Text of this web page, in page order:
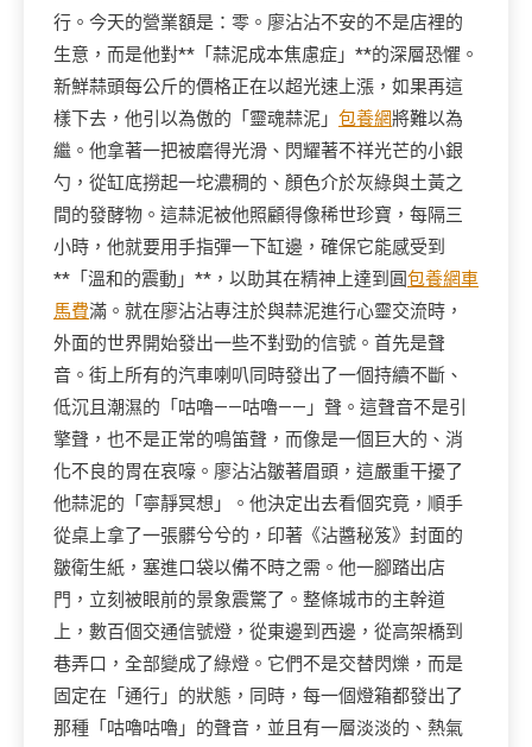
行。今天的營業額是：零。廖沾沾不安的不是店裡的
生意，而是他對**「蒜泥成本焦慮症」**的深層恐懼。
新鮮蒜頭每公斤的價格正在以超光速上漲，如果再這
樣下去，他引以為傲的「靈魂蒜泥」 包養網將難以為
繼。他拿著一把被磨得光滑、閃耀著不祥光芒的小銀
勺，從缸底撈起一坨濃稠的、顏色介於灰綠與土黃之
間的發酵物。這蒜泥被他照顧得像稀世珍寶，每隔三
小時，他就要用手指彈一下缸邊，確保它能感受到
**「溫和的震動」**，以助其在精神上達到圓包養網車
馬費滿。就在廖沾沾專注於與蒜泥進行心靈交流時，
外面的世界開始發出一些不對勁的信號。首先是聲
音。街上所有的汽車喇叭同時發出了一個持續不斷、
低沉且潮濕的「咕嚕——咕嚕——」聲。這聲音不是引
擎聲，也不是正常的鳴笛聲，而像是一個巨大的、消
化不良的胃在哀嚎。廖沾沾皺著眉頭，這嚴重干擾了
他蒜泥的「寧靜冥想」。他決定出去看個究竟，順手
從桌上拿了一張髒兮兮的，印著《沾醬秘笈》封面的
皺衛生紙，塞進口袋以備不時之需。他一腳踏出店
門，立刻被眼前的景象震驚了。整條城市的主幹道
上，數百個交通信號燈，從東邊到西邊，從高架橋到
巷弄口，全部變成了綠燈。它們不是交替閃爍，而是
固定在「通行」的狀態，同時，每一個燈箱都發出了
那種「咕嚕咕嚕」的聲音，並且有一層淡淡的、熱氣